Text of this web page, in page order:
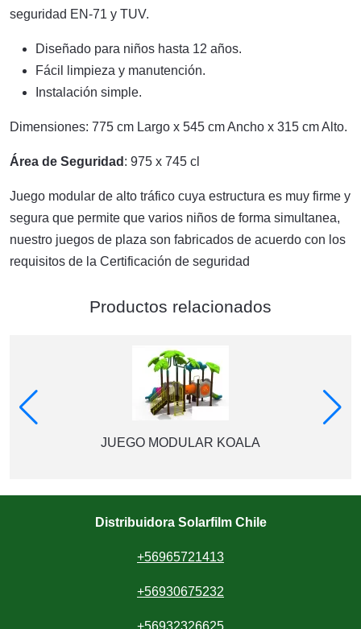
seguridad EN-71 y TUV.
Diseñado para niños hasta 12 años.
Fácil limpieza y manutención.
Instalación simple.
Dimensiones: 775 cm Largo x 545 cm Ancho x 315 cm Alto.
Área de Seguridad : 975 x 745 cl
Juego modular de alto tráfico cuya estructura es muy firme y
segura que permite que varios niños de forma simultanea,
nuestro juegos de plaza son fabricados de acuerdo con los
requisitos de la Certificación de seguridad
Productos relacionados
JUEGO MODULAR KOALA
Distribuidora Solarfilm Chile
+56965721413
+56930675232
+56932326625